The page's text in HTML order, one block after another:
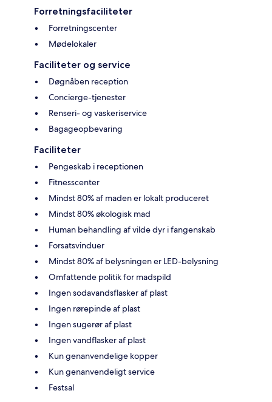
Forretningsfaciliteter
Forretningscenter
Mødelokaler
Faciliteter og service
Døgnåben reception
Concierge-tjenester
Renseri- og vaskeriservice
Bagageopbevaring
Faciliteter
Pengeskab i receptionen
Fitnesscenter
Mindst 80% af maden er lokalt produceret
Mindst 80% økologisk mad
Human behandling af vilde dyr i fangenskab
Forsatsvinduer
Mindst 80% af belysningen er LED-belysning
Omfattende politik for madspild
Ingen sodavandsflasker af plast
Ingen rørepinde af plast
Ingen sugerør af plast
Ingen vandflasker af plast
Kun genanvendelige kopper
Kun genanvendeligt service
Festsal